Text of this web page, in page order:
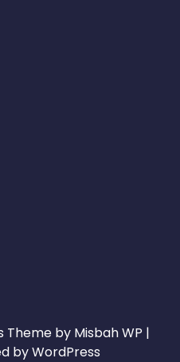
Theme by Misbah WP |
by WordPress